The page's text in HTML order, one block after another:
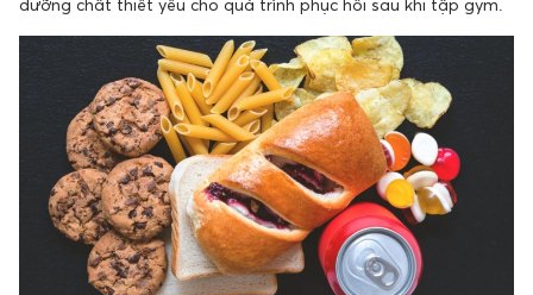
dưỡng chất thiết yếu cho quá trình phục hồi sau khi tập gym.